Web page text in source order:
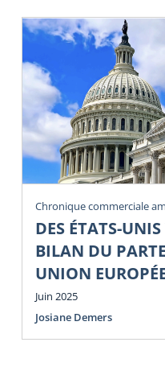
Chronique commerciale
DES ÉTATS-UNIS
BILAN DU
UNION
Juin 2025
Josiane Demers